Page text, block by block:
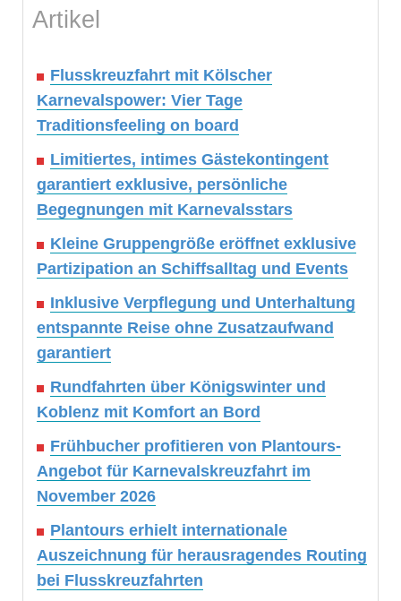
Artikel
Flusskreuzfahrt mit Kölscher
Karnevalspower: Vier Tage
Traditionsfeeling on board
Limitiertes, intimes Gästekontingent
garantiert exklusive, persönliche
Begegnungen mit Karnevalsstars
Kleine Gruppengröße eröffnet exklusive
Partizipation an Schiffsalltag und Events
Inklusive Verpflegung und Unterhaltung
entspannte Reise ohne Zusatzaufwand
garantiert
Rundfahrten über Königswinter und
Koblenz mit Komfort an Bord
Frühbucher profitieren von Plantours-
Angebot für Karnevalskreuzfahrt im
November 2026
Plantours erhielt internationale
Auszeichnung für herausragendes Routing
bei Flusskreuzfahrten